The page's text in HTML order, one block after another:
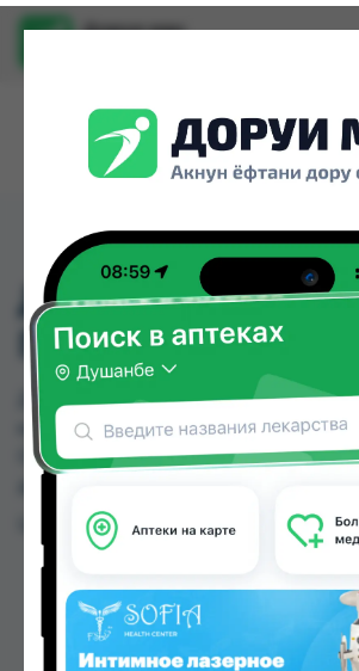
Доруи ман
ДЕТСКАЯ
ДЕТСКАЯ ГРЕЛКА
купить или заказать в аптеках,
Олмони №1 по цене от 173.00
Цена: от173.00 TJS